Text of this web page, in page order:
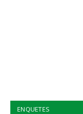
ENQUETES